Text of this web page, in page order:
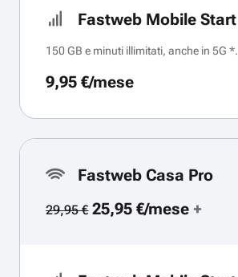
Fastweb Mobile Start
150 GB e minuti illimitati, anche in 5G *.
9,95 €/mese
Fastweb Casa Pro
29,95 €25,95 €/mese+